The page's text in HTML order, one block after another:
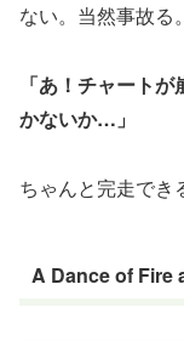
ない。当然事故る。
「あ！チャート
かないか…」
ちゃんと完走でき
A Dance of Fire